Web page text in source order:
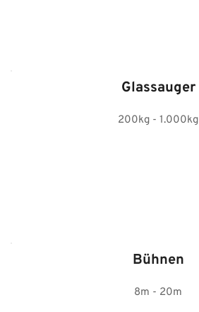
Glassauger
200kg - 1.000kg
Bühnen
8m - 20m